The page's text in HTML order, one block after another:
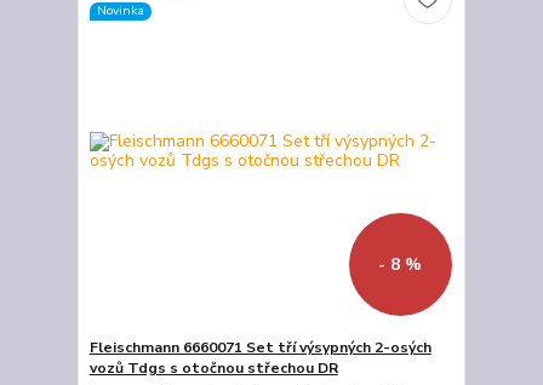
Novinka
- 8 %
Fleischmann 6660071 Set tří výsypných 2-osých
vozů Tdgs s otočnou střechou DR